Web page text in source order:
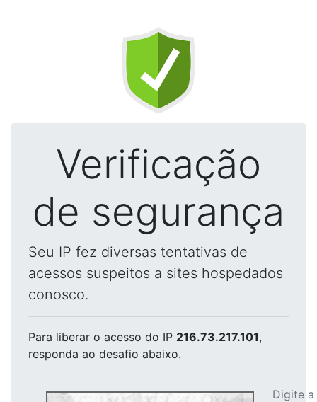
Verificação
de segurança
Seu IP fez diversas tentativas de
acessos suspeitos a sites hospedados
conosco.
Para liberar o acesso do IP 216.73.217.101,
responda ao desafio abaixo.
Digite